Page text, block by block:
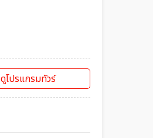
ดูโปรแกรมทัวร์